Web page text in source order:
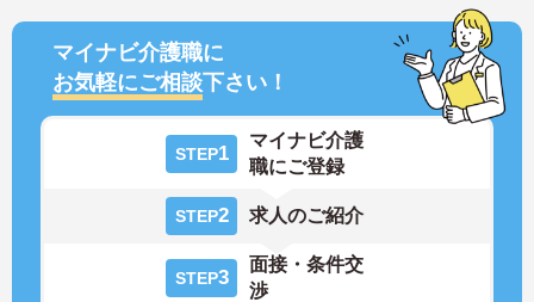
マイナビ介護職に
お気軽にご相談下さい！
STEP1
マイナビ介護
職にご登録
STEP2 求人のご紹介
STEP3
面接・条件交
渉